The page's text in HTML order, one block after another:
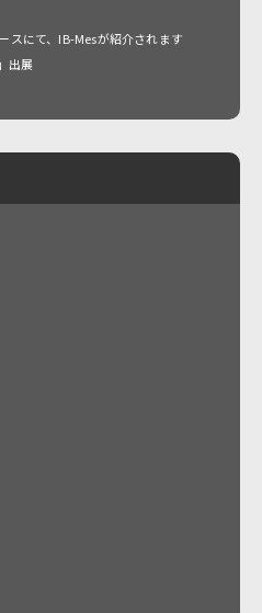
スにて、IB-Mesが紹介されます
出展